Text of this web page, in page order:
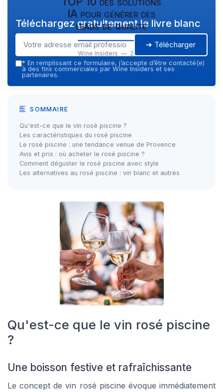
IA pour générer des
leads de qualité
Wine Insiders — 2026
Téléchargez gratuitement le livre blanc
➔ Télécharger
* En remplissant ce formulaire, j’accepte d’être contacté(e)
à des fins commerciales par Wine Insiders et ses
partenaires.
SOMMAIRE
Qu'est-ce que le vin rosé piscine ?
Les caractéristiques du rosé piscine
Le rosé piscine : une tendance venue de Provence
Avis et prix : où acheter le rosé piscine ?
Comment déguster le rosé piscine avec style
Les alternatives au rosé piscine : vin blanc et autres
Qu'est-ce que le vin rosé piscine
?
Une boisson festive et rafraîchissante
Le concept de vin rosé piscine évoque immédiatement